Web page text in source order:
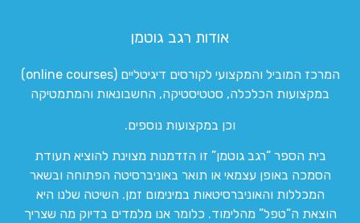
אודות רגב גוטמן
המרכז המוביל והמקצועי לקורסים דיגיטליים (online courses)
במקצועות הכלכלה, סטטיסטיקה, החשבונאות והמתמטיקה
וכן במקצועות נוספים.
בית הספר “רגב גוטמן” זו הזדמנות מצוינת להוציא תעודת
הסמכה באופן עצמאי או תואר באוניברסיטה הפתוחה ובשאר
המכללות והאוניברסיטאות במינימום זמן. השיטה שלנו היא
הוצאת ה”טפל” מהלימוד. כלומר אנו מלמדים בדיוק מה שצריך